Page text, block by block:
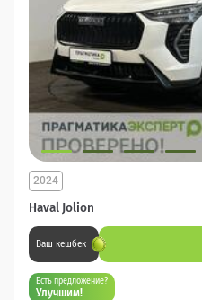
Haval Jolion
2024
Ваш кешбек
Есть предложение?
Улучшим!